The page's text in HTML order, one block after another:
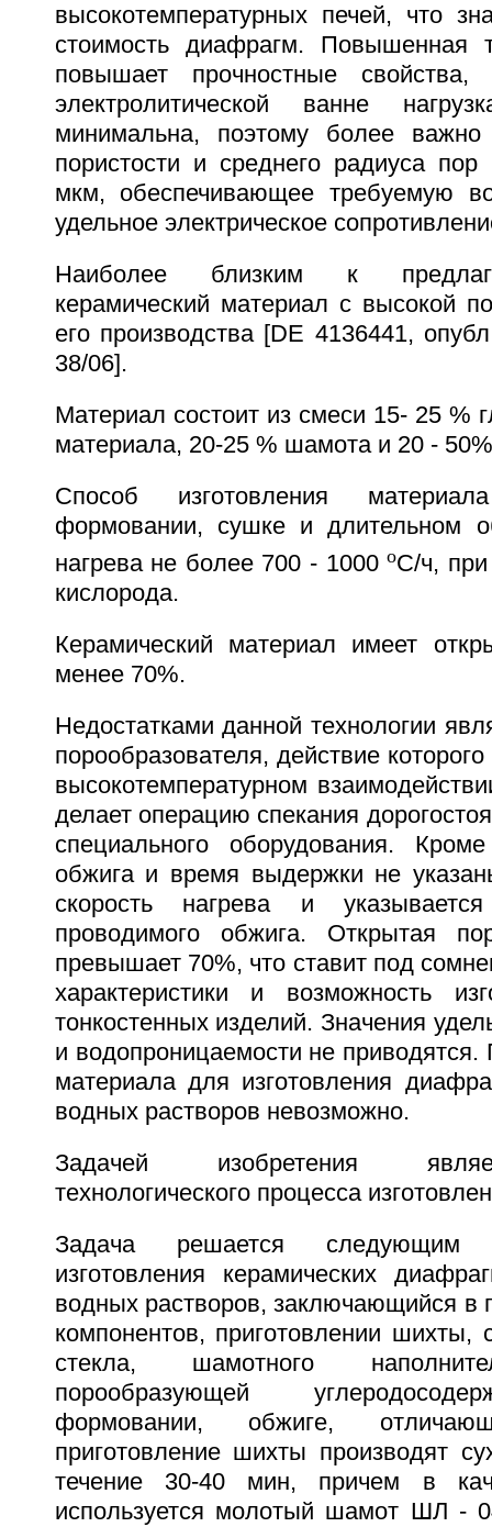
высокотемпературных печей, что
стоимость диафрагм. Повышенная
повышает прочностные
электролитической ванне
минимальна, поэтому более важно
пористости и среднего радиуса
мкм, обеспечивающее требуемую
удельное электрическое
Наиболее близким к
керамический материал с высокой
его производства [DE 4136441,
38/06].
Материал состоит из смеси 15- 25 %
материала, 20-25 % шамота и 20 -
Способ изготовления
формовании, сушке и длительном
нагрева не более 700 - 1000oС/ч, при
кислорода.
Керамический материал имеет
менее 70%.
Недостатками данной технологии
порообразователя, действие
высокотемпературном
делает операцию спекания
специального оборудования.
обжига и время выдержки не
скорость нагрева и
проводимого обжига. Открытая
превышает 70%, что ставит под
характеристики и возможность
тонкостенных изделий. Значения
и водопроницаемости не
материала для изготовления
водных растворов невозможно.
Задачей изобретения
технологического процесса
Задача решается следующим
изготовления керамических
водных растворов, заключающийся в
компонентов, приготовлении шихты,
стекла, шамотного
порообразующей
формовании, обжиге,
приготовление шихты производят
течение 30-40 мин, причем в
используется молотый шамот ШЛ -